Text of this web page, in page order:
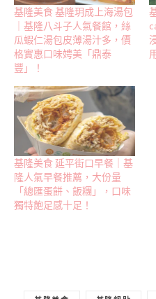
基隆美食 基隆玥成上海湯包
｜基隆八斗子人氣餐館，絲
瓜蝦仁湯包皮薄湯汁多，價
格實惠口味娉美「鼎泰
豐」！
基隆美食 延平街口早餐｜基
隆人氣早餐推薦，大份量
「總匯蛋餅、飯糰」，口味
獨特飽足感十足！